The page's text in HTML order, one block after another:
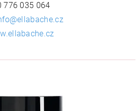
776 035 064